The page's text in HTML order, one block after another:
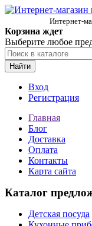
Интернет-
Корзина ждет
Выберите любое
Найти
Вход
Регистрация
Главная
Блог
Доставка
Оплата
Контакты
Карта сайта
Каталог
Детская посуда